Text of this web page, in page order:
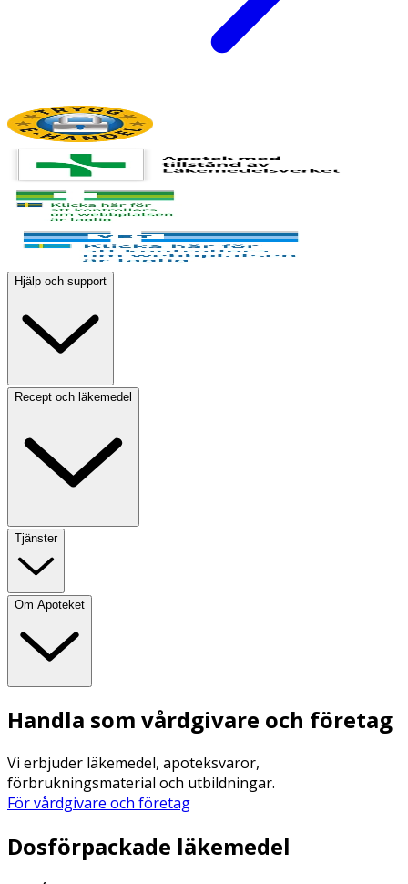
Hjälp och support
Recept och läkemedel
Tjänster
Om Apoteket
Handla som vårdgivare och företag
Vi erbjuder läkemedel, apoteksvaror,
förbrukningsmaterial och utbildningar.
För vårdgivare och företag
Dosförpackade läkemedel